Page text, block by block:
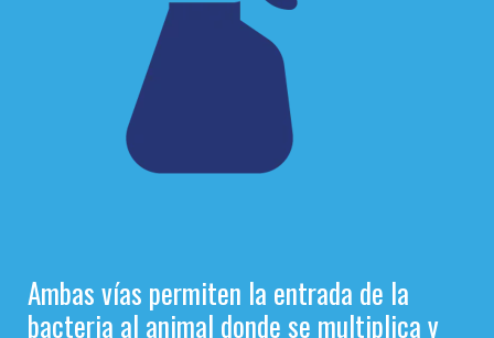
Ambas vías permiten la entrada de la
bacteria al animal donde se multiplica y